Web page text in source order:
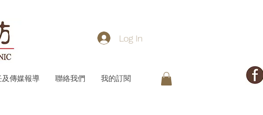
傳媒報導 聯絡我們 我的訂閱
Log In